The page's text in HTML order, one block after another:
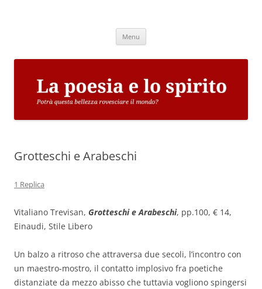
Menu
Grotteschi e Arabeschi
1 Replica
Vitaliano Trevisan, Grotteschi e Arabeschi, pp.100, € 14,
Einaudi, Stile Libero
Un balzo a ritroso che attraversa due secoli, l’incontro con
un maestro-mostro, il contatto implosivo fra poetiche
distanziate da mezzo abisso che tuttavia vogliono spingersi